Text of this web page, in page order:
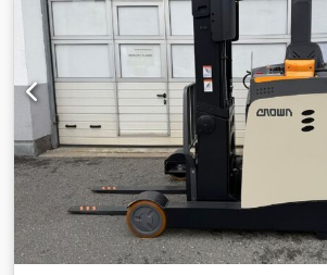
2.940 mm Løftehøjde: 7.140 mm Udstyret
og sideskift Batteri fra 2012, med lader
påfyldningssystem Se videoen på